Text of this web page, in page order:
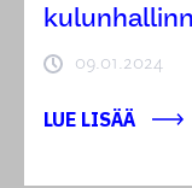
09.01.2024
LUE LISÄÄ